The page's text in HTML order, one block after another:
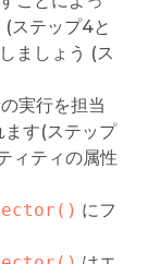
(ステップ4と
ましょう (ス
実行を担当
ます(ステップ
ィティの属性
にフ